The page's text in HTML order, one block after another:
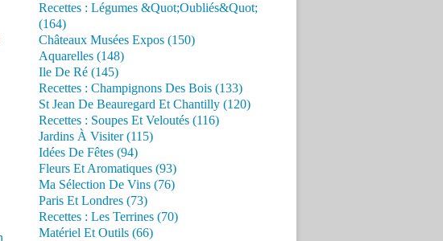
Recettes : Légumes &Quot;Oubliés&Quot;
(164)
Châteaux Musées Expos (150)
Aquarelles (148)
Ile De Ré (145)
Recettes : Champignons Des Bois (133)
St Jean De Beauregard Et Chantilly (120)
Recettes : Soupes Et Veloutés (116)
Jardins À Visiter (115)
Idées De Fêtes (94)
Fleurs Et Aromatiques (93)
Ma Sélection De Vins (76)
Paris Et Londres (73)
Recettes : Les Terrines (70)
Matériel Et Outils (66)